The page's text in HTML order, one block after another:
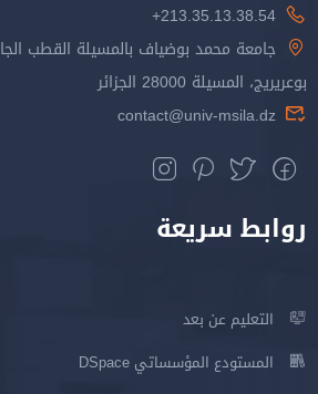
213.35.13.38.54+
جامعة محمد بوضياف بالمسيلة القطب
بوعريريج، المسيلة 28000 الجزائر
contact@univ-msila.dz
روابط سريعة
التعليم عن بعد
المستودع المؤسساتي DSpace